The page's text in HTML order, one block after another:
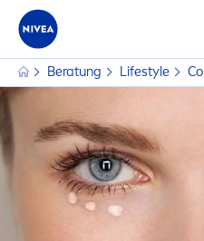
Beratung Lifestyle